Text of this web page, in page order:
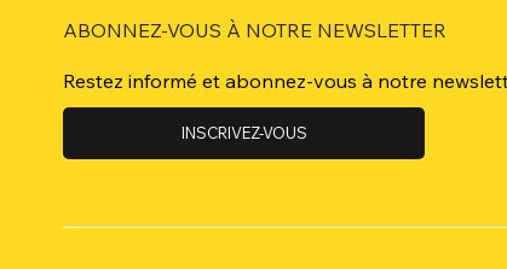
ABONNEZ-VOUS À NOTRE NEWSLETTER
Restez informé et abonnez-vous à notre
INSCRIVEZ-VOUS